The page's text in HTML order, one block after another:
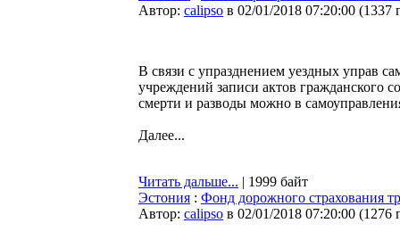
Автор: calipso в 02/01/2018 07:20:00 (1337
В связи с упразднением уездных управ
учреждений записи актов гражданского
смерти и разводы можно в
Далее...
Читать дальше... | 1999 байт
Эстония : Фонд дорожного страхования
Автор: calipso в 02/01/2018 07:20:00 (1276